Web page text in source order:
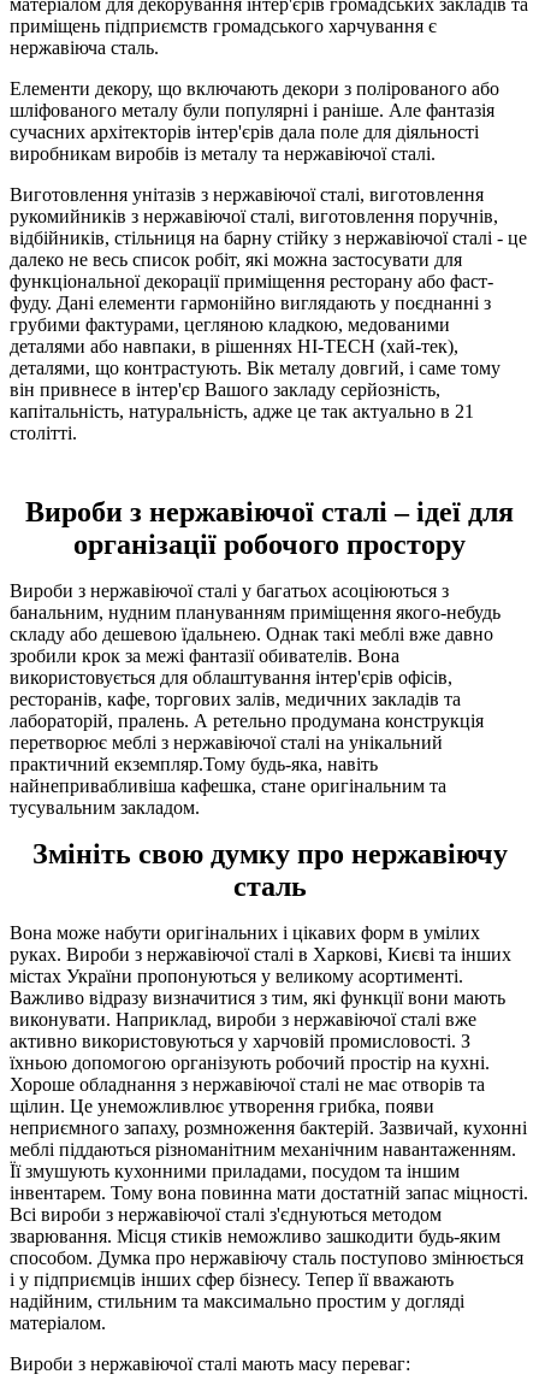
приміщень підприємств громадського харчування є
нержавіюча сталь.
Елементи декору, що включають декори з полірованого або
шліфованого металу були популярні і раніше. Але фантазія
сучасних архітекторів інтер'єрів дала поле для діяльності
виробникам виробів із металу та нержавіючої сталі.
Виготовлення унітазів з нержавіючої сталі, виготовлення
рукомийників з нержавіючої сталі, виготовлення поручнів,
відбійників, стільниця на барну стійку з нержавіючої сталі - це
далеко не весь список робіт, які можна застосувати для
функціональної декорації приміщення ресторану або фаст-
фуду. Дані елементи гармонійно виглядають у поєднанні з
грубими фактурами, цегляною кладкою, медованими
деталями або навпаки, в рішеннях HI-TECH (хай-тек),
деталями, що контрастують. Вік металу довгий, і саме тому
він привнесе в інтер'єр Вашого закладу серйозність,
капітальність, натуральність, адже це так актуально в 21
столітті.
Вироби з нержавіючої сталі – ідеї для
організації робочого простору
Вироби з нержавіючої сталі у багатьох асоціюються з
банальним, нудним плануванням приміщення якого-небудь
складу або дешевою їдальнею. Однак такі меблі вже давно
зробили крок за межі фантазії обивателів. Вона
використовується для облаштування інтер'єрів офісів,
ресторанів, кафе, торгових залів, медичних закладів та
лабораторій, пралень. А ретельно продумана конструкція
перетворює меблі з нержавіючої сталі на унікальний
практичний екземпляр.Тому будь-яка, навіть
найнепривабливіша кафешка, стане оригінальним та
тусувальним закладом.
Змініть свою думку про нержавіючу
сталь
Вона може набути оригінальних і цікавих форм в умілих
руках. Вироби з нержавіючої сталі в Харкові, Києві та інших
містах України пропонуються у великому асортименті.
Важливо відразу визначитися з тим, які функції вони мають
виконувати. Наприклад, вироби з нержавіючої сталі вже
активно використовуються у харчовій промисловості. З
їхньою допомогою організують робочий простір на кухні.
Хороше обладнання з нержавіючої сталі не має отворів та
щілин. Це унеможливлює утворення грибка, появи
неприємного запаху, розмноження бактерій. Зазвичай, кухонні
меблі піддаються різноманітним механічним навантаженням.
Її змушують кухонними приладами, посудом та іншим
інвентарем. Тому вона повинна мати достатній запас міцності.
Всі вироби з нержавіючої сталі з'єднуються методом
зварювання. Місця стиків неможливо зашкодити будь-яким
способом. Думка про нержавіючу сталь поступово змінюється
і у підприємців інших сфер бізнесу. Тепер її вважають
надійним, стильним та максимально простим у догляді
матеріалом.
Вироби з нержавіючої сталі мають масу переваг: